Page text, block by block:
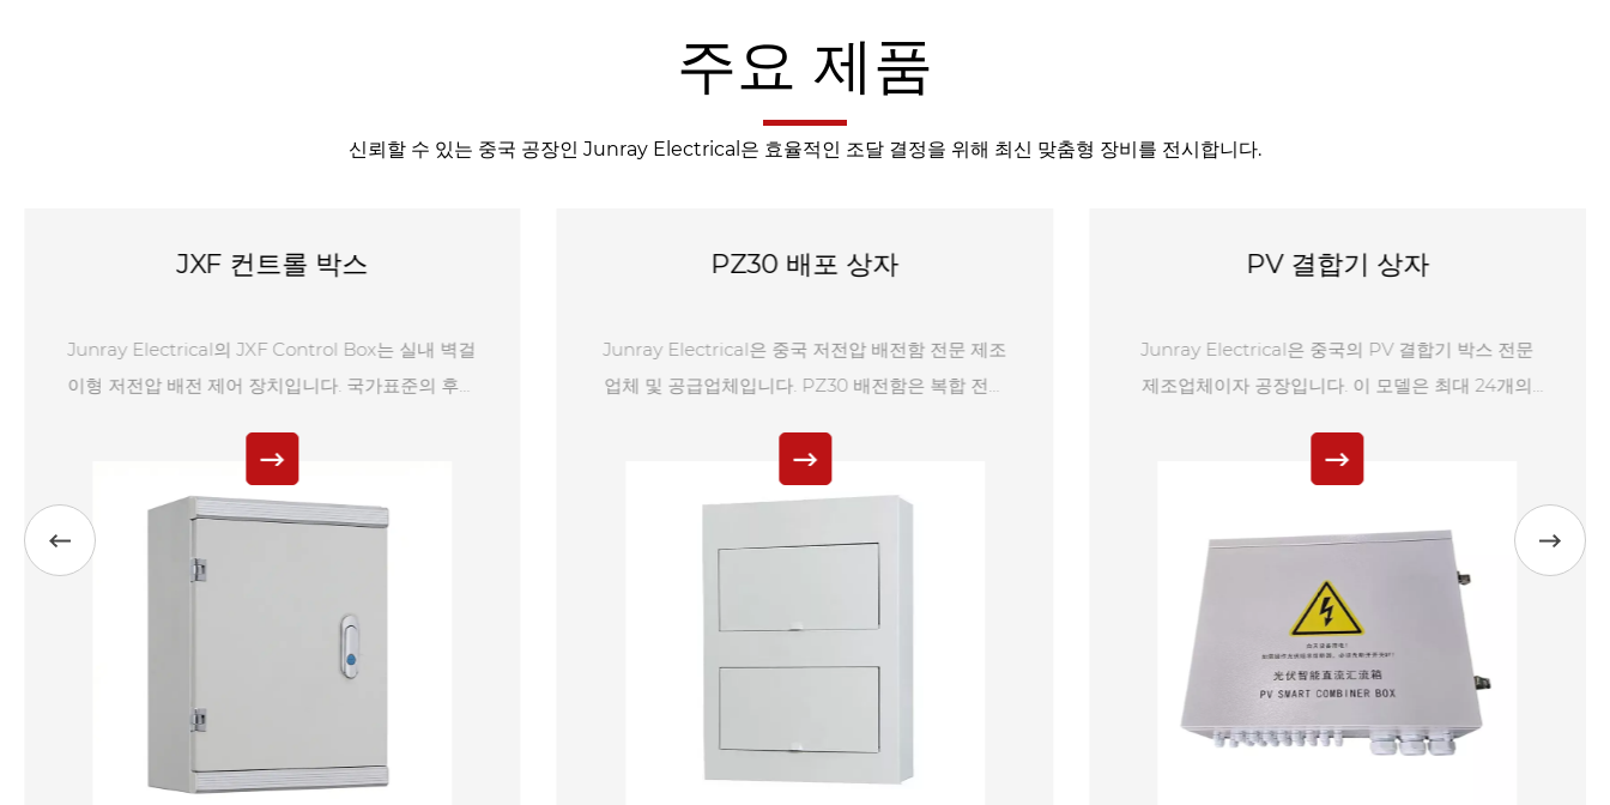
주요 제품
신뢰할 수 있는 중국 공장인 Junray Electrical은 효율적인 조달 결정을 위해 최신 맞춤형 장비를 전시합니다.
PZ30 배포 상자
Junray Electrical은 중국 저전압 배전함 전문 제조
업체 및 공급업체입니다. PZ30 배전함은 복합 전기
화된 전기 치수, 트랙 기반 설치, 예술적인 외관 및 안
전한 사용이 있습니다. 국내외적으로 널리 사용되고
있습니다. PZ30은 10kV 이하 저전압 단자 배전 시스
템용으로 특별히 설계된 표준화된 배전 장비입니다.
누출로부터 보호하기 위한 완전한 장비 세트 역할을
합니다. 이는 주거지, 사무실 건물, 상점 및 공장과 같
은 실내 배전 시나리오에 널리 적용 가능합니다. 상
식 트랙 설계가 특징입니다.
PV 결합기 상자
Junray Electrical은 중국의 PV 결합기 박스 전문
제조업체이자 공장입니다. 이 모델은 최대 24개의
호 장치) 및 회로 차단기를 포함한 여러 보호 기능을
통합합니다. IP65 실외 보호, 지능형 모니터링 및 이
니다.
침지형 배전 변압기
대규모 산업 플랜트 및 실외 변전소와 같은 많은 대
규모 실외 배전 시나리오에서 건식 변압기를 사용하
구 사항을 충족하지 못하는 경우가 많습니다. 유침식
배전 변압기는 대규모 실외 배전용으로 맞춤화된 경
제적인 고용량 솔루션으로 특별히 개발되었습니다.
절연유를 냉각 및 유전 매체로 활용하는 이 제품은
건식 변압기에 비해 비용이 저렴합니다. 실외 배전
환경에 완벽하게 적합한 이 제품은 대규모 실외 배전
시스템을 위한 표준이자 필수 장비입니다.